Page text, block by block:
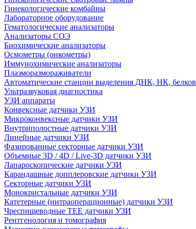
Гинекологические комбайны
Лабораторное оборудование
Гематологические анализаторы
Анализаторы СОЭ
Биохимические анализаторы
Осмометры (онкометры)
Иммунохимические анализаторы
Плазморазмораживатели
Автоматические станции выделения ДНК, НК, белков
Ультразвуковая диагностика
УЗИ аппараты
Конвексные датчики УЗИ
Микроконвексные датчики УЗИ
Внутриполостные датчики УЗИ
Линейные датчики УЗИ
Фазированные секторные датчики УЗИ
Объемные 3D / 4D / Live-3D датчики УЗИ
Лапароскопические датчики УЗИ
Карандашные допплеровские датчики УЗИ
Секторные датчики УЗИ
Монокристальные датчики УЗИ
Катетерные (интраоперационные) датчики УЗИ
Чреспищеводные TEE датчики УЗИ
Рентгенология и томография